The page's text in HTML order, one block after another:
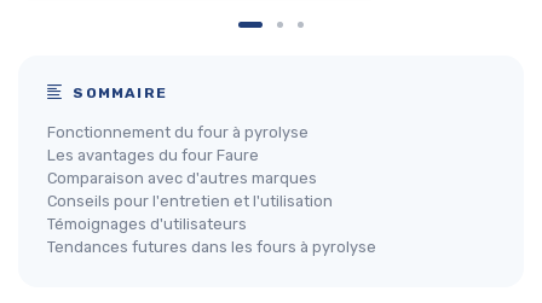
SOMMAIRE
Fonctionnement du four à pyrolyse
Les avantages du four Faure
Comparaison avec d'autres marques
Conseils pour l'entretien et l'utilisation
Témoignages d'utilisateurs
Tendances futures dans les fours à pyrolyse